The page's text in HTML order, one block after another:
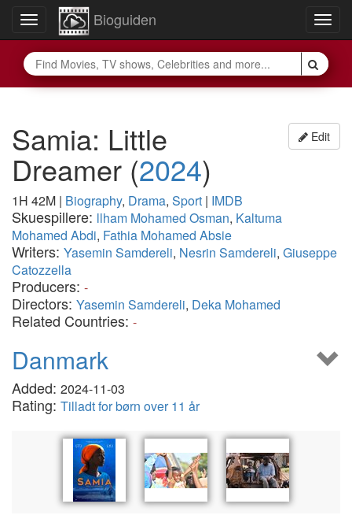
Toggle
navigation
Bioguiden
Edit
Samia: Little
Dreamer (2024)
1H 42M | Biography, Drama, Sport | IMDB
Skuespillere: llham Mohamed Osman, Kaltuma
Mohamed Abdi, Fathia Mohamed Absie
Writers: Yasemin Samdereli, Nesrin Samdereli, Giuseppe
Catozzella
Producers: -
Directors: Yasemin Samdereli, Deka Mohamed
Related Countries: -
Danmark
Added: 2024-11-03
Rating: Tilladt for børn over 11 år